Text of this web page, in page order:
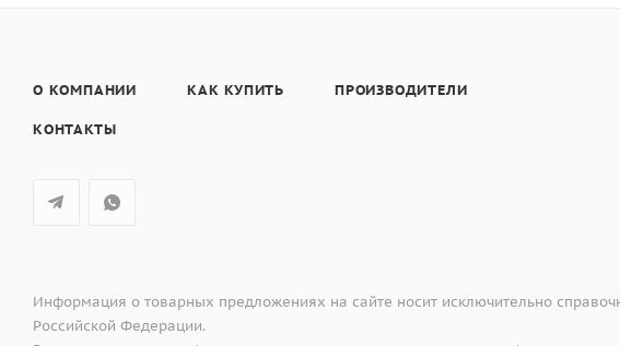
О КОМПАНИИ КАК КУПИТЬ ПРОИЗВОДИТЕЛИ
КОНТАКТЫ
Информация о товарных предложениях на сайте носит исключительно
Российской Федерации.